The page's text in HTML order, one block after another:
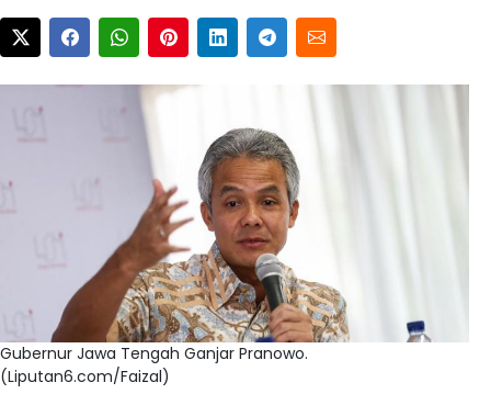
Gubernur Jawa Tengah Ganjar Pranowo.
(Liputan6.com/Faizal)